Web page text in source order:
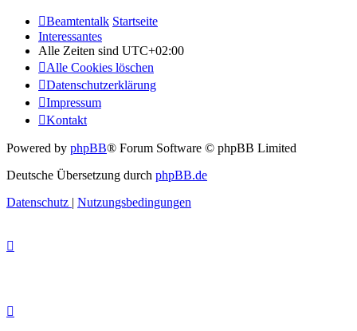
Beamtentalk Startseite
Interessantes
Alle Zeiten sind UTC+02:00
Alle Cookies löschen
Datenschutzerklärung
Impressum
Kontakt
Powered by phpBB® Forum Software © phpBB Limited
Deutsche Übersetzung durch phpBB.de
Datenschutz | Nutzungsbedingungen